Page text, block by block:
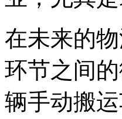
在未来的物
环节之间
辆手动搬